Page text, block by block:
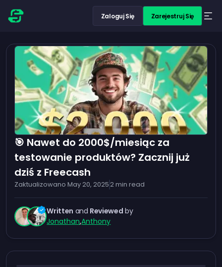
Zaloguj Się Zarejestruj Się
🎯 Nawet do 2000$/miesiąc za
testowanie produktów? Zacznij już
dziś z Freecash
Zaktualizowano May 20, 20252min read
Written and Reviewed by
Jonathan,Anthony